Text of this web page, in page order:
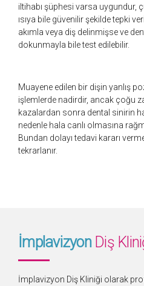
iltihabı şüphesi varsa uygundur,
ısıya bile güvenilir şekilde tepki
akımla veya diş delinmişse ve
dokunmayla bile test edilebilir.
Muayene edilen bir dişin yanlış
işlemlerde nadirdir, ancak çoğu
kazalardan sonra dental sinirin
nedenle hala canlı olmasına
Bundan dolayı tedavi kararı
tekrarlanır.
İmplavizyon Diş
İmplavizyon Diş Kliniği olarak